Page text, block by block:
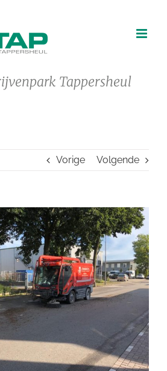
Tappersheul
Vorige Volgende